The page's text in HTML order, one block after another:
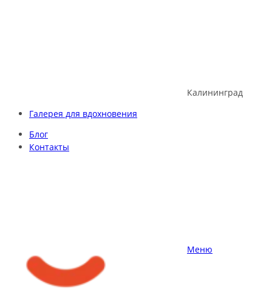
Калининград
Галерея для вдохновения
Блог
Контакты
Меню